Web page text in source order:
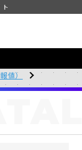
値）